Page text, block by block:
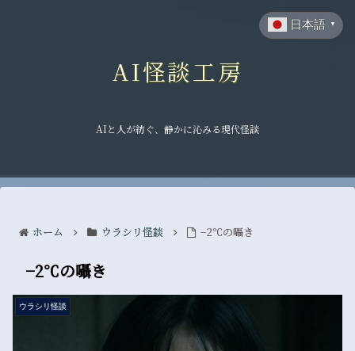
AI怪談工房
AIと人が紡ぐ、静かに沁みる現代怪談
ホーム ウラシリ怪談 −2℃の囁き
−2℃の囁き
ウラシリ怪談
日本語 ▼